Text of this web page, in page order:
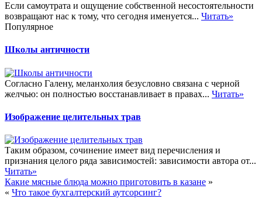
Если самоутрата и ощущение собственной несостоятельности
возвращают нас к тому, что сегодня именуется... Читать»
Популярное
Школы античности
Согласно Галену, меланхолия безусловно связана с черной
желчью: он полностью восстанавливает в правах... Читать»
Изображение целительных трав
Таким образом, сочинение имеет вид перечисления и
признания целого ряда зависимостей: зависимости автора от...
Читать»
Какие мясные блюда можно приготовить в казане »
« Что такое бухгалтерский аутсорсинг?